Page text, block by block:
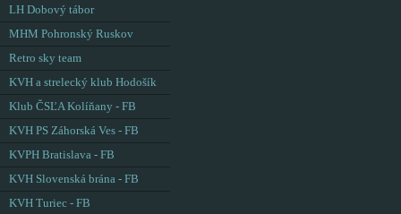
LH Dobový tábor
MHM Pohronský Ruskov
Retro sky team
KVH a strelecký klub Hodošík
Klub ČSĽA Kolíňany - FB
KVH PS Záhorská Ves - FB
KVPH Bratislava - FB
KVH Slovenská brána - FB
KVH Turiec - FB